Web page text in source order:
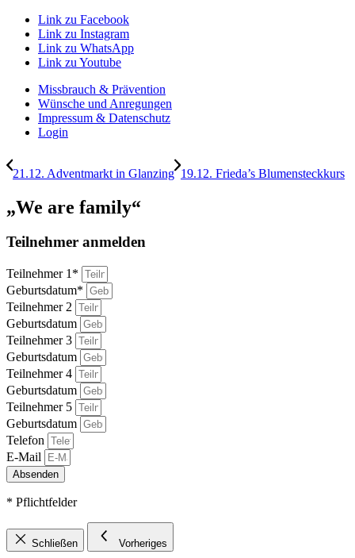
Link zu Facebook
Link zu Instagram
Link zu WhatsApp
Link zu Youtube
Missbrauch & Prävention
Wünsche und Anregungen
Impressum & Datenschutz
Login
21.12. Adventmarkt in Glanzing 19.12. Frieda’s Blumensteckkurs
„We are family“
Teilnehmer anmelden
Teilnehmer 1*
Geburtsdatum*
Teilnehmer 2
Geburtsdatum
Teilnehmer 3
Geburtsdatum
Teilnehmer 4
Geburtsdatum
Teilnehmer 5
Geburtsdatum
Telefon
E-Mail
Absenden
* Pflichtfelder
Schließen Vorheriges